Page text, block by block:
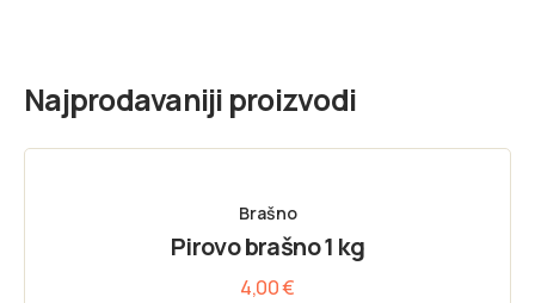
Najprodavaniji proizvodi
Brašno
Pirovo brašno 1 kg
4,00€